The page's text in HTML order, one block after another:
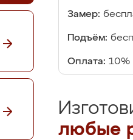
Замер:
Подъём:
Оплата: 10%
любые